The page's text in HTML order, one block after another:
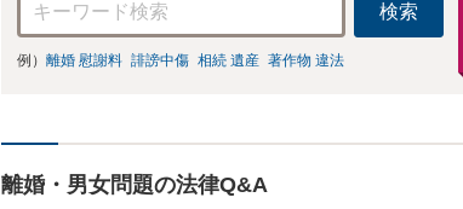
検索
例） 離婚 慰謝料 誹謗中傷 相続 遺産 著作物 違法
離婚・男女問題の法律Q&A